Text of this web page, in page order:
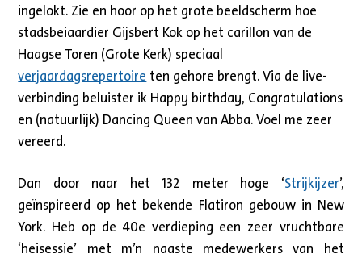
ingelokt. Zie en hoor op het grote beeldscherm hoe
stadsbeiaardier Gijsbert Kok op het carillon van de
Haagse Toren (Grote Kerk) speciaal
verjaardagsrepertoire ten gehore brengt. Via de live-
verbinding beluister ik Happy birthday, Congratulations
en (natuurlijk) Dancing Queen van Abba. Voel me zeer
vereerd.
Dan door naar het 132 meter hoge ‘Strijkijzer’,
geïnspireerd op het bekende Flatiron gebouw in New
York. Heb op de 40e verdieping een zeer vruchtbare
‘heisessie’ met m’n naaste medewerkers van het